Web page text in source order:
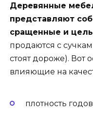
Деревянные
представляют
сращенные и
продаются с
стоят дороже). Вот
влияющие на
плотность